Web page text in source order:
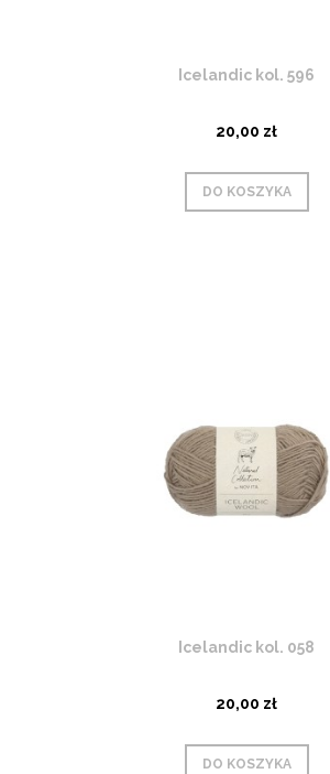
Icelandic kol. 596
20,00 zł
DO KOSZYKA
Icelandic kol. 058
20,00 zł
DO KOSZYKA